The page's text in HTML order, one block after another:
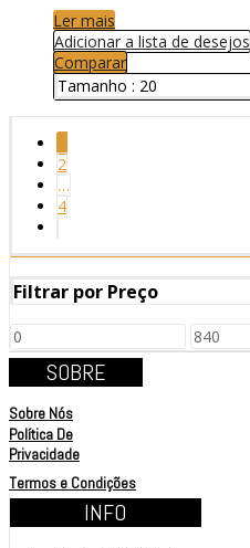
Ler mais
Adicionar a lista de desejos
Comparar
Tamanho : 20
2
…
4
Filtrar por Preço
SOBRE
Sobre Nós
Política De
Privacidade
Termos e Condições
INFO